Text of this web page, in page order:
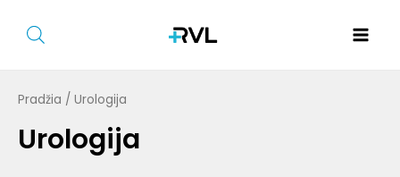
Main
Pradžia / Urologija
Urologija